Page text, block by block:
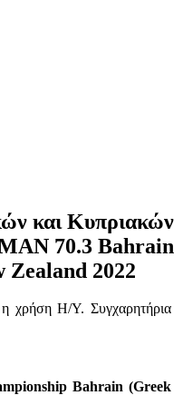
και Κυπριακών
70.3 Bahrain
2022
η χρήση Η/Υ. Συγχαρητήρια
Bahrain (Greek